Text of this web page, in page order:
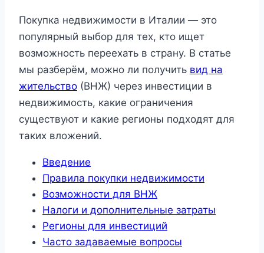
Покупка недвижимости в Италии — это
популярный выбор для тех, кто ищет
возможность переехать в страну. В статье
мы разберём, можно ли получить вид на
жительство (ВНЖ) через инвестиции в
недвижимость, какие ограничения
существуют и какие регионы подходят для
таких вложений.
Введение
Правила покупки недвижимости
Возможности для ВНЖ
Налоги и дополнительные затраты
Регионы для инвестиций
Часто задаваемые вопросы